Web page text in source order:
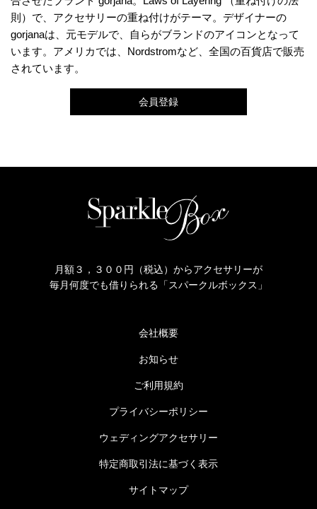
則）で、アクセサリーの重ね付けがテーマ。デザイナーの
gorjanaは、元モデルで、自らがブランドのアイコンとなって
います。アメリカでは、Nordstromなど、全国の百貨店で販売
されています。
会員登録
月額３，３００円（税込）からアクセサリーが
毎月何度でも借りられる「スパークルボックス」
会社概要
お知らせ
ご利用規約
プライバシーポリシー
ウェディングアクセサリー
特定商取引法に基づく表示
サイトマップ